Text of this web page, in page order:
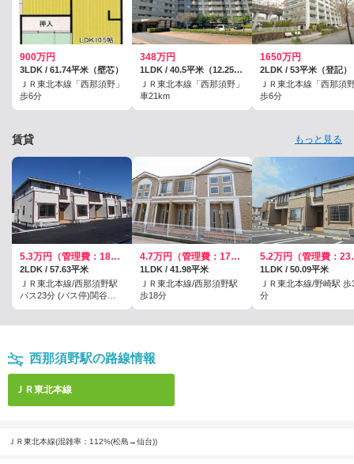
900万円
3LDK / 61.74平米（壁芯）
ＪＲ東北本線「西那須野」
歩6分
348万円
1LDK / 40.5平米（12.25坪）（壁芯）
ＪＲ東北本線「西那須野」
車21km
1650万円
2LDK / 53平米（登記）
ＪＲ東北本線「西那須
歩6分
賃貸 もっと見る
5.3万円（管理費：1800円）
2LDK / 57.63平米
ＪＲ東北本線/西那須野駅
バス23分 (バス停)関谷団
4.7万円（管理費：1700円）
1LDK / 41.98平米
ＪＲ東北本線/西那須野駅
歩18分
5.2
1LDK / 50.09平米
ＪＲ東北本線/野崎駅 歩
分
西那須野駅の路線情報
ＪＲ東北本線
ＪＲ東北本線(混雑率：112%(松島→仙台))